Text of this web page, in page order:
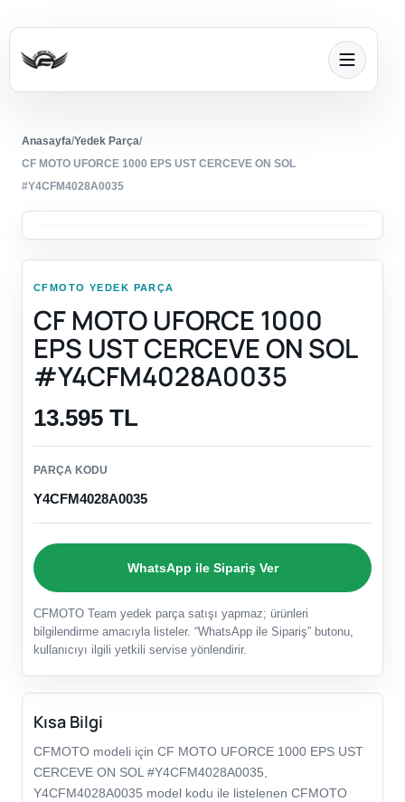
Anasayfa/Yedek Parça/
CF MOTO UFORCE 1000 EPS UST CERCEVE ON SOL
#Y4CFM4028A0035
CFMOTO YEDEK PARÇA
CF MOTO UFORCE 1000
EPS UST CERCEVE ON SOL
#Y4CFM4028A0035
13.595 TL
PARÇA KODU
Y4CFM4028A0035
WhatsApp ile Sipariş Ver
CFMOTO Team yedek parça satışı yapmaz; ürünleri
bilgilendirme amacıyla listeler. “WhatsApp ile Sipariş” butonu,
kullanıcıyı ilgili yetkili servise yönlendirir.
Kısa Bilgi
CFMOTO modeli için CF MOTO UFORCE 1000 EPS UST
CERCEVE ON SOL #Y4CFM4028A0035,
Y4CFM4028A0035 model kodu ile listelenen CFMOTO